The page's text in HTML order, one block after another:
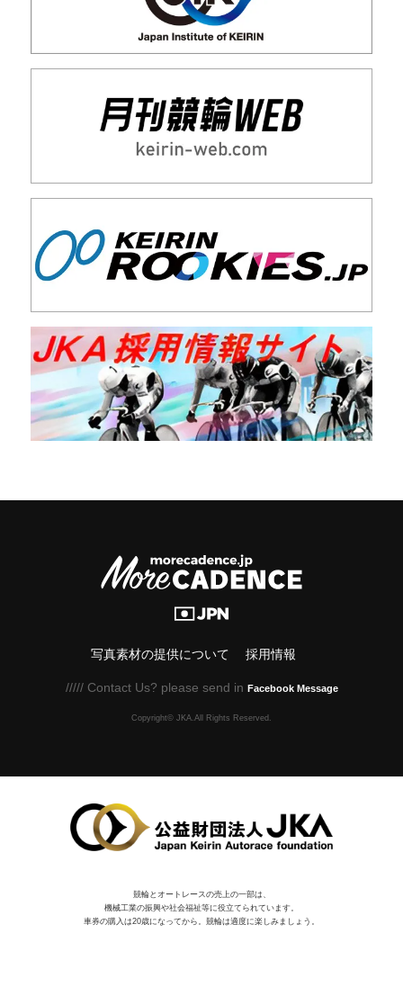
写真素材の提供について 採用情報
///// Contact Us? please send in Facebook Message
Copyright© JKA.All Rights Reserved.
競輪とオートレースの売上の一部は、
機械⼯業の振興や社会福祉等に役⽴てられています。
車券の購入は20歳になってから。競輪は適度に楽しみましょう。